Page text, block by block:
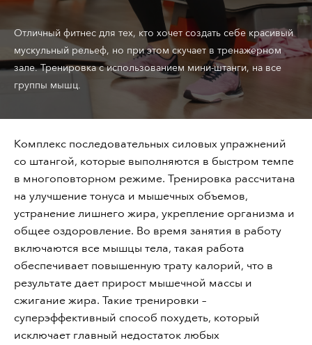
Отличный фитнес для тех, кто хочет создать себе красивый
мускульный рельеф, но при этом скучает в тренажерном
зале. Тренировка с использованием мини-штанги, на все
группы мышц.
Комплекс последовательных силовых упражнений
со штангой, которые выполняются в быстром темпе
в многоповторном режиме. Тренировка рассчитана
на улучшение тонуса и мышечных объемов,
устранение лишнего жира, укрепление организма и
общее оздоровление. Во время занятия в работу
включаются все мышцы тела, такая работа
обеспечивает повышенную трату калорий, что в
результате дает прирост мышечной массы и
сжигание жира. Такие тренировки –
суперэффективный способ похудеть, который
исключает главный недостаток любых